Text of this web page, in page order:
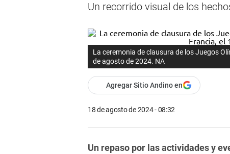
Un recorrido visual de los
La ceremonia de clausura de los Juegos
de agosto de 2024. NA
Agregar Sitio Andino en
18 de agosto de 2024 - 08:32
Un repaso por las actividades y